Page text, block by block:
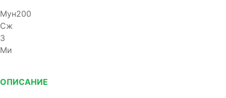
Мун200
Сж
З
Ми
ОПИСАНИЕ